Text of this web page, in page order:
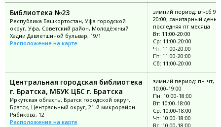
Библиотека №23
Республика Башкортостан, Уфа городской
округ, Уфа, Советский район, Молодёжный
Хадии Давлетшиной бульвар, 19/1
Расположение на карте
зимний период: вт-сб
20:00; санитарный день:
последняя пт месяца
Вт: 11:00-20:00
Ср: 11:00-20:00
Чт: 11:00-20:00
Пт: 11:00-20:00
Сб: 11:00-20:00
Центральная городская библиотека
г. Братска, МБУК ЦБС г. Братска
Иркутская область, Братск городской округ,
Братск, Центральный округ, 21-й микрорайон
Рябикова, 12
Расположение на карте
зимний период: пн-чт,
10:00-19:00
Пн: 10:00-18:00
Вт: 10:00-18:00
Ср: 10:00-18:00
Чт: 10:00-18:00
Вс: 10:00-18:00